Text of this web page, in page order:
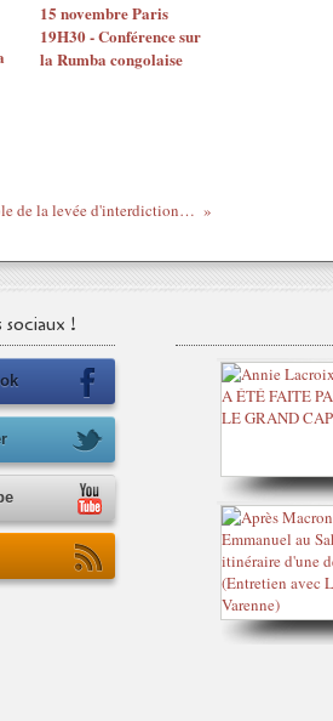
15 novembre Paris
19H30 - Conférence sur
la Rumba congolaise
"Ouattara n'est pas responsable de la levée d'interdiction des exportations" - Me Ceccaldi 9/4/2011
sociaux !